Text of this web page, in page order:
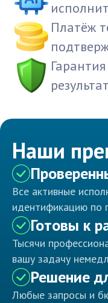
Платёж
Наши
Все активные
идентификацию по
Готовы к
Тысячи
вашу задачу
Решение
Любые запросы и